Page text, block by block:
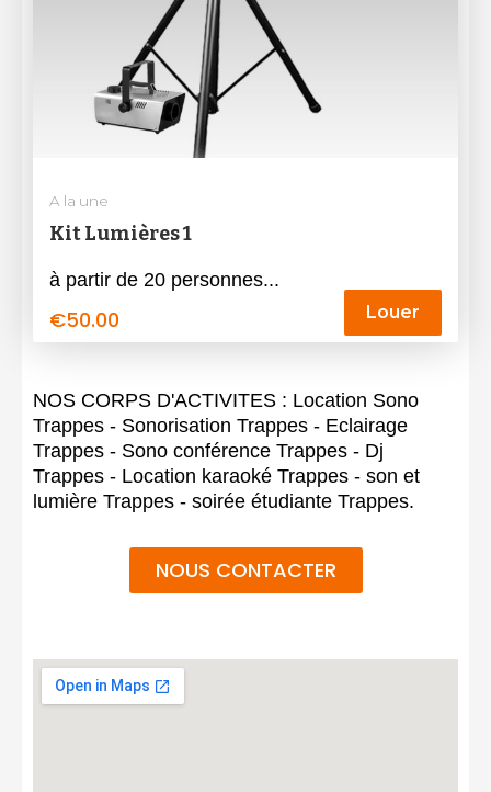
A la une
Kit Lumières 1
à partir de 20 personnes...
€50.00 Louer
NOS CORPS D'ACTIVITES : Location Sono
Trappes - Sonorisation Trappes - Eclairage
Trappes - Sono conférence Trappes - Dj
Trappes - Location karaoké Trappes - son et
lumière Trappes - soirée étudiante Trappes.
NOUS CONTACTER